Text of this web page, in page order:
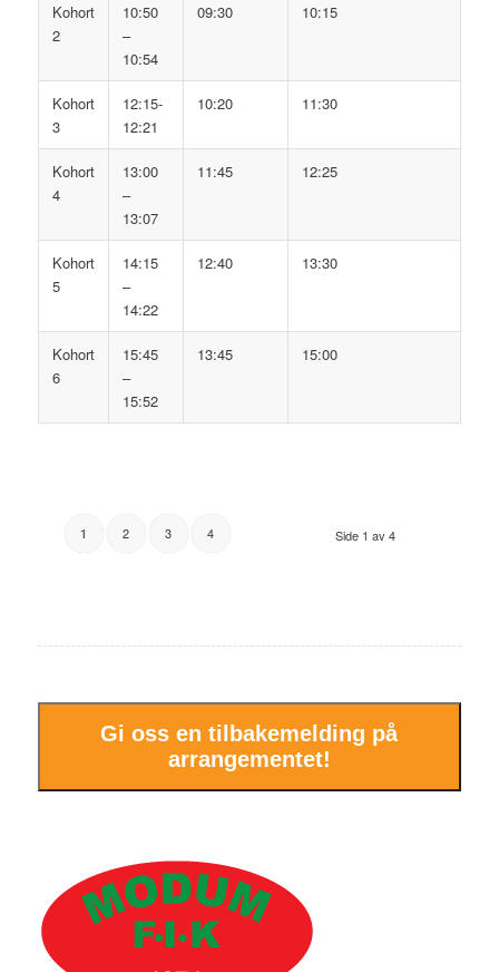
Kohort
2
10:50
–
10:54
09:30 10:15
Kohort
3
12:15-
12:21
10:20 11:30
Kohort
4
13:00
–
13:07
11:45 12:25
Kohort
5
14:15
–
14:22
12:40 13:30
Kohort
6
15:45
–
15:52
13:45 15:00
Side 1 av 4
1 2 3 4
Gi oss en tilbakemelding på
arrangementet!